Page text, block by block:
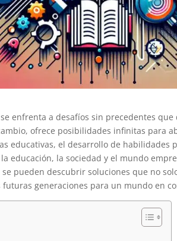
enfrenta a desafíos sin precedentes
ofrece posibilidades infinitas para
educativas, el desarrollo de habilidades
educación, la sociedad y el mundo
pueden descubrir soluciones que no
generaciones para un mundo en